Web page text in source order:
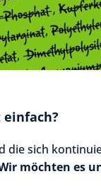
die sich
möchten es